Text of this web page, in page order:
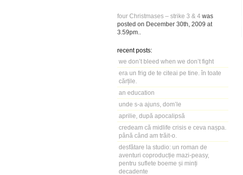
four Christmases – strike 3 & 4 was
posted on December 30th, 2009 at
3.59pm
recent posts:
we don’t bleed when we don’t fight
era un frig de te citeai pe tine. în toate
cărțile.
an education
unde s-a ajuns, dom’le
aprilie, după apocalipsă
credeam că midlife crisis e ceva nașpa.
până când am trăit-o.
desfătare la studio: un roman de
aventuri coproducție mazi-peasy,
pentru suflete boeme și minți
decadente